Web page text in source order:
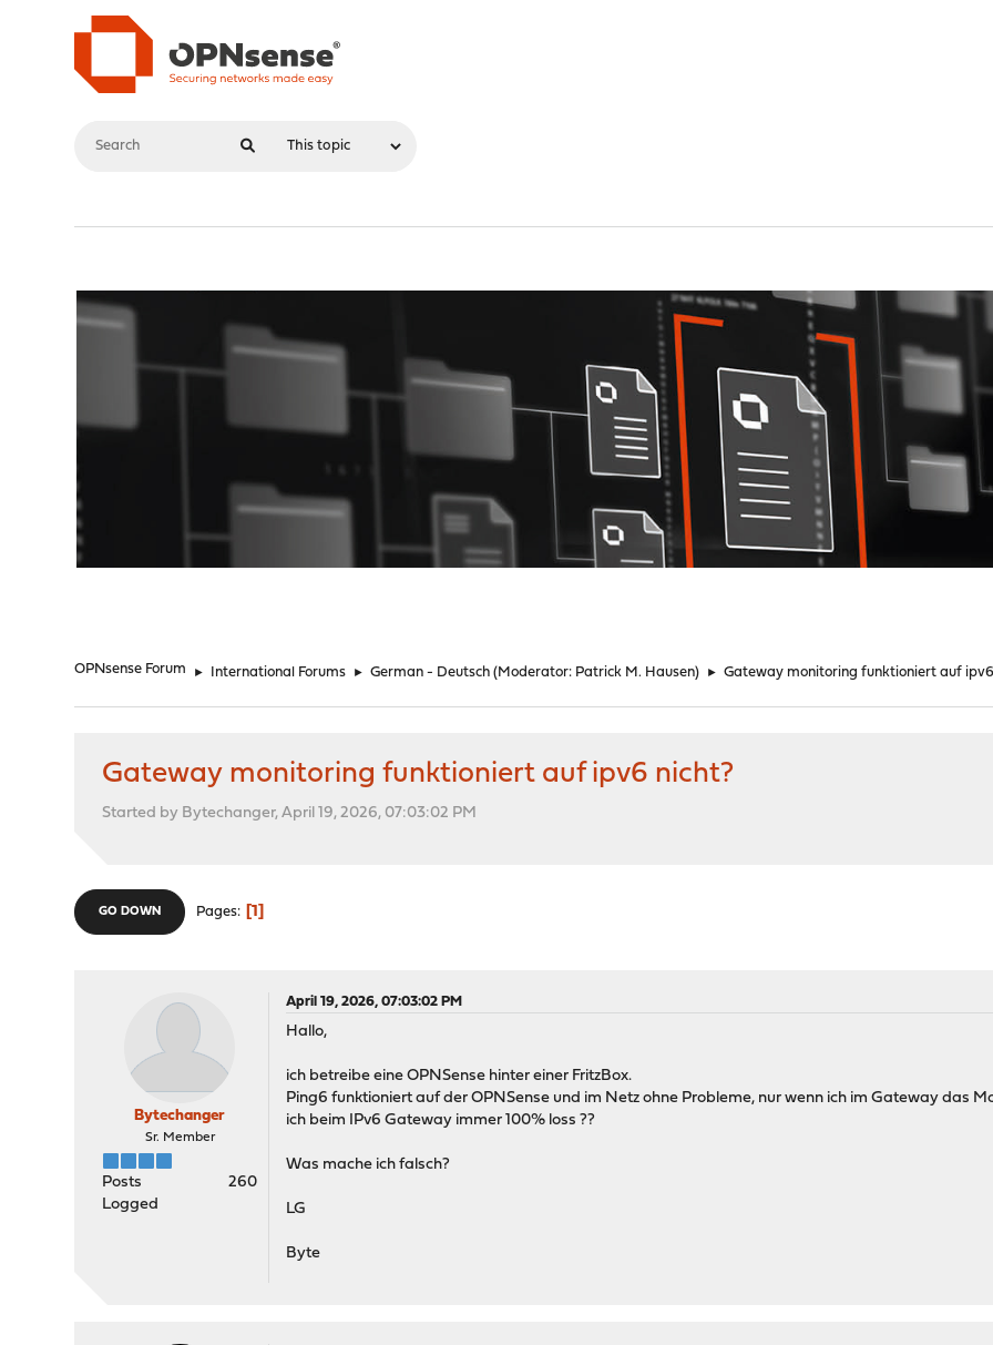
OPNsense Forum ► International Forums ► German - Deutsch (Moderator: Patrick M. Hausen) ► Gateway monitoring funktioniert auf
Gateway monitoring funktioniert auf ipv6 nicht?
Started by Bytechanger, April 19, 2026, 07:03:02 PM
GO DOWN Pages 1
Bytechanger
Sr. Member
Posts
260
Logged
April 19, 2026, 07:03:02 PM
Hallo,
ich betreibe eine OPNSense hinter einer FritzBox.
Ping6 funktioniert auf der OPNSense und im Netz ohne Probleme, nur wenn ich im Gateway das
ich beim IPv6 Gateway immer 100% loss ??
Was mache ich falsch?
LG
Byte